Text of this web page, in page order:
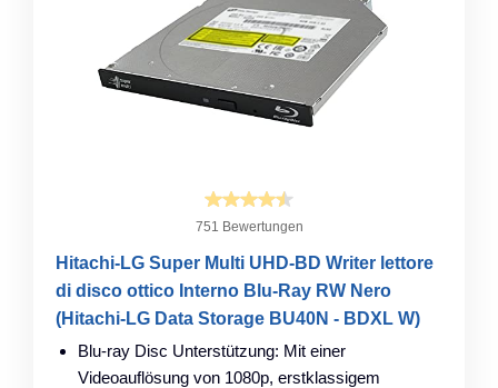
751 Bewertungen
Hitachi-LG Super Multi UHD-BD Writer lettore
di disco ottico Interno Blu-Ray RW Nero
(Hitachi-LG Data Storage BU40N - BDXL W)
Blu-ray Disc Unterstützung: Mit einer
Videoauflösung von 1080p, erstklassigem